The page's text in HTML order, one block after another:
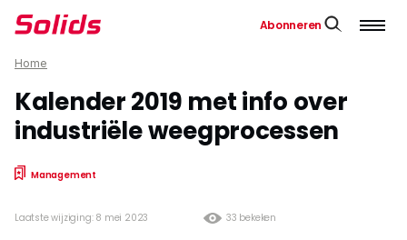
Abonneren
Home
Kalender 2019 met info over
industriële weegprocessen
Management
33 bekeken
Laatste wijziging: 8 mei 2023